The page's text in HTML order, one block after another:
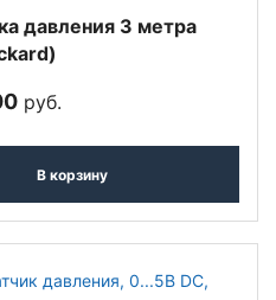
давления 3 метра
руб.
В корзину